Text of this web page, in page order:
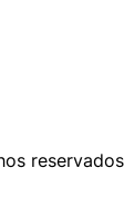
reservados